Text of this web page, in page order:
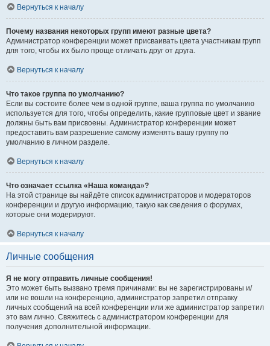
Вернуться к началу
Почему названия некоторых групп имеют разные цвета?
Администратор конференции может присваивать цвета участникам групп
для того, чтобы их было проще отличать друг от друга.
Вернуться к началу
Что такое группа по умолчанию?
Если вы состоите более чем в одной группе, ваша группа по умолчанию
используется для того, чтобы определить, какие групповые цвет и звание
должны быть вам присвоены. Администратор конференции может
предоставить вам разрешение самому изменять вашу группу по
умолчанию в личном разделе.
Вернуться к началу
Что означает ссылка «Наша команда»?
На этой странице вы найдёте список администраторов и модераторов
конференции и другую информацию, такую как сведения о форумах,
которые они модерируют.
Вернуться к началу
Личные сообщения
Я не могу отправить личные сообщения!
Это может быть вызвано тремя причинами: вы не зарегистрированы и/
или не вошли на конференцию, администратор запретил отправку
личных сообщений на всей конференции или же администратор запретил
это вам лично. Свяжитесь с администратором конференции для
получения дополнительной информации.